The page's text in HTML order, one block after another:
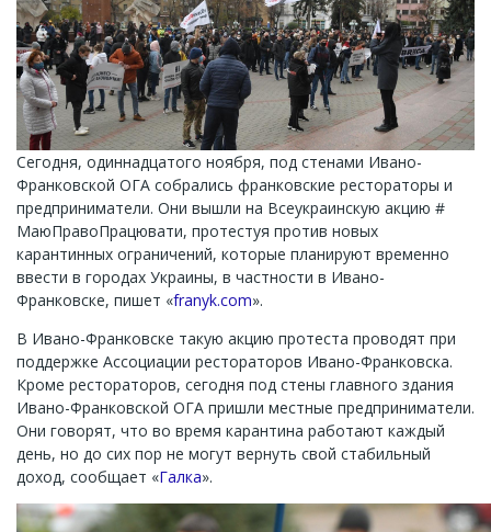
Сегодня, одиннадцатого ноября, под стенами Ивано-
Франковской ОГА собрались франковские рестораторы и
предприниматели. Они вышли на Всеукраинскую акцию #
МаюПравоПрацювати, протестуя против новых
карантинных ограничений, которые планируют временно
ввести в городах Украины, в частности в Ивано-
Франковске, пишет «franyk.com».
В Ивано-Франковске такую ​​акцию протеста проводят при
поддержке Ассоциации рестораторов Ивано-Франковска.
Кроме рестораторов, сегодня под стены главного здания
Ивано-Франковской ОГА пришли местные предприниматели.
Они говорят, что во время карантина работают каждый
день, но до сих пор не могут вернуть свой стабильный
доход, сообщает «Галка».